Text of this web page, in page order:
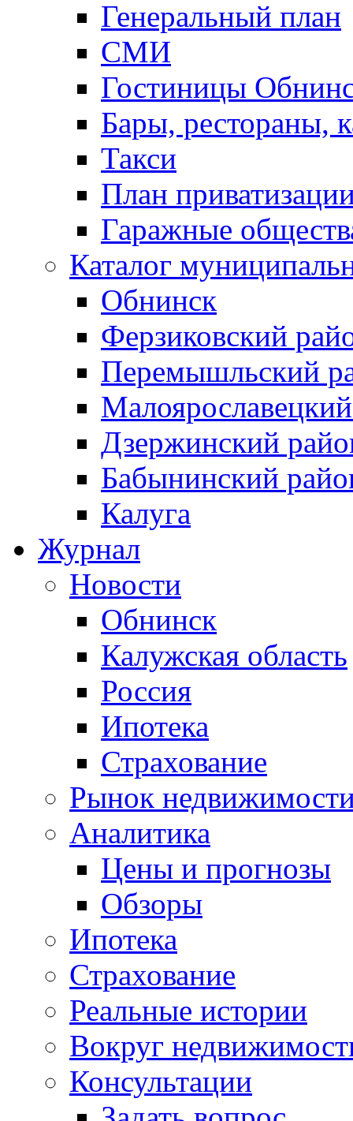
Генеральный план
СМИ
Гостиницы
Бары, рестораны,
Такси
План
Гаражные
Каталог
Обнинск
Ферзиковский
Перемышльский
Дзержинский
Бабынинский
Калуга
Журнал
Новости
Обнинск
Калужская область
Россия
Ипотека
Страхование
Рынок
Аналитика
Цены и прогнозы
Обзоры
Ипотека
Страхование
Реальные истории
Вокруг
Консультации